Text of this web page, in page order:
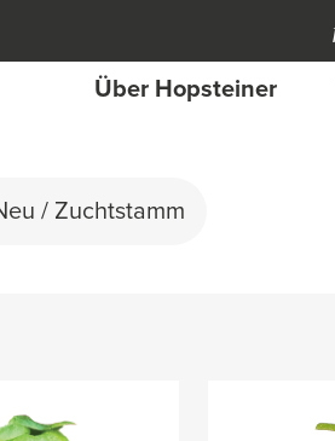
Über Hopsteiner
/ Zuchtstamm